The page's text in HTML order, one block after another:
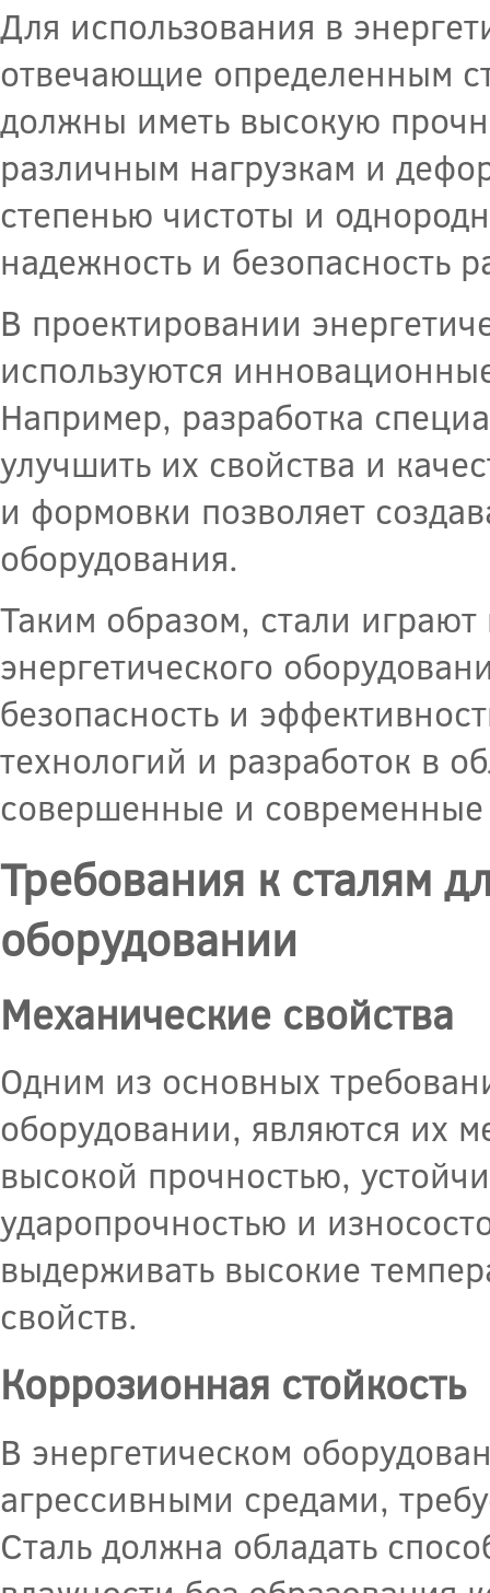
Для использования в
отвечающие определенным
должны иметь высокую
различным нагрузкам и
степенью чистоты и
надежность и безопасность
В проектировании
используются
Например, разработка
улучшить их свойства и
и формовки позволяет
оборудования.
Таким образом, стали
энергетического
безопасность и
технологий и разработок в
совершенные и современные
Требования к сталям
оборудовании
Механические свойства
Одним из основных
оборудовании, являются их
высокой прочностью,
ударопрочностью и
выдерживать высокие
свойств.
Коррозионная стойкость
В энергетическом
агрессивными средами,
Сталь должна обладать